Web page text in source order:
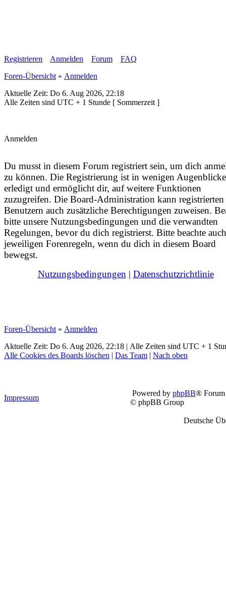
Registrieren Anmelden Forum
FAQ
Foren-Übersicht » Anmelden
Aktuelle Zeit: Do 6. Aug 2026, 22:18
Alle Zeiten sind UTC + 1 Stunde [ Sommerzeit ]
Anmelden
Du musst in diesem Forum registriert sein, um dich
zu können. Die Registrierung ist in wenigen
erledigt und ermöglicht dir, auf weitere Funktionen
zuzugreifen. Die Board-Administration kann registrierten
Benutzern auch zusätzliche Berechtigungen zuweisen.
bitte unsere Nutzungsbedingungen und die verwandten
Regelungen, bevor du dich registrierst. Bitte beachte
jeweiligen Forenregeln, wenn du dich in diesem Board
bewegst.
Nutzungsbedingungen | Datenschutzrichtlinie
Foren-Übersicht » Anmelden
Aktuelle Zeit: Do 6. Aug 2026, 22:18 | Alle Zeiten sind UTC + 1
Alle Cookies des Boards löschen | Das Team | Nach oben
Impressum
Powered by phpBB® Forum
© phpBB Group
Deutsche